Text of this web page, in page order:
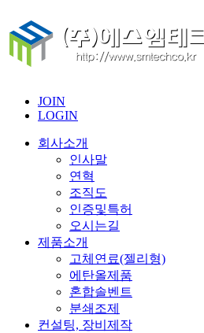
JOIN
LOGIN
회사소개
인사말
연혁
조직도
인증및특허
오시는길
제품소개
고체연료(젤리형)
에탄올제품
혼합솔벤트
분쇄조제
컨설팅, 장비제작